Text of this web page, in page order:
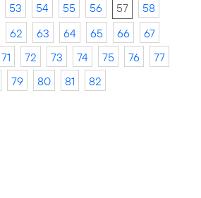
53 54 55 56 57
58
62 63 64 65 66
67
71 72 73 74 75 76
77
79 80 81 82